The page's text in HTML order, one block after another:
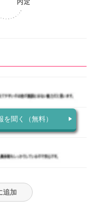
聞く（無料）
追加